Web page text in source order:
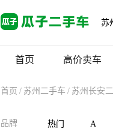
苏
首页 高价卖车
首页 / 苏州二手车 / 苏州长安
品牌 热门 A